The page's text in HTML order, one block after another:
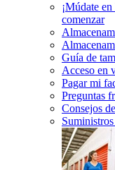
¡Múdate
comenzar
Guía de
Acceso en
Pagar mi
Preguntas
Consejos